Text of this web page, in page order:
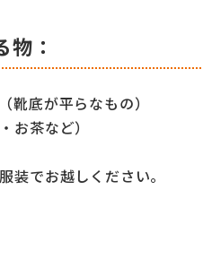
：
靴底が平らなもの）
お茶など）
装でお越しください。